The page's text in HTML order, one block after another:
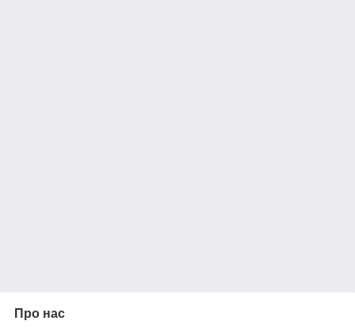
Про нас